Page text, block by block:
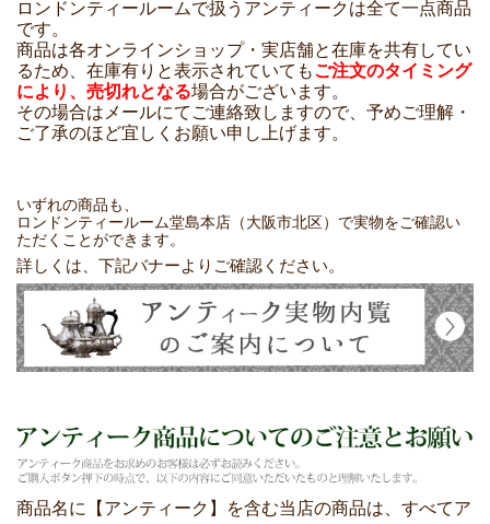
ロンドンティールームで扱うアンティークは全て一点商品
です。
商品は各オンラインショップ・実店舗と在庫を共有してい
るため、在庫有りと表示されていてもご注文のタイミング
により、売切れとなる場合がございます。
その場合はメールにてご連絡致しますので、予めご理解・
ご了承のほど宜しくお願い申し上げます。
いずれの商品も、
ロンドンティールーム堂島本店（大阪市北区）で実物をご確認い
ただくことができます。
詳しくは、下記バナーよりご確認ください。
商品名に【アンティーク】を含む当店の商品は、すべてア